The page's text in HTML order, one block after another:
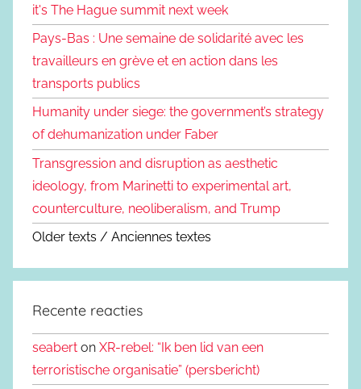
it's The Hague summit next week
Pays-Bas : Une semaine de solidarité avec les
travailleurs en grève et en action dans les
transports publics
Humanity under siege: the government’s strategy
of dehumanization under Faber
Transgression and disruption as aesthetic
ideology, from Marinetti to experimental art,
counterculture, neoliberalism, and Trump
Older texts / Anciennes textes
Recente reacties
seabert on XR-rebel: “Ik ben lid van een
terroristische organisatie” (persbericht)